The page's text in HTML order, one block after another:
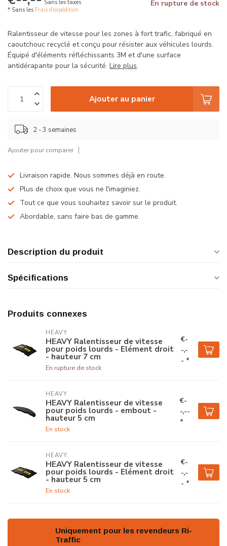
Sans les taxes
* Sans les Frais d'expédition
En rupture de stock
Ralentisseur de vitesse pour les zones à fort trafic, fabriqué en
caoutchouc recyclé et conçu pour résister aux véhicules lourds.
Équipé d'éléments réfléchissants 3M et d'une surface
antidérapante pour la sécurité. Lire plus.
Ajouter au panier
2 - 3 semaines
Ajouter pour comparer
Livraison rapide. Nous sommes déjà en route.
Plus de choix que vous ne l'imaginiez.
Tout ce que vous souhaitez savoir sur le produit.
Abordable, sans faire bas de gamme.
Description du produit
Spécifications
Produits connexes
HEAVY
HEAVY Ralentisseur de vitesse
pour poids lourds - Elément droit
- hauteur 7 cm
En rupture de stock
€-
-,-
- *
HEAVY
HEAVY Ralentisseur de vitesse
pour poids lourds - embout -
hauteur 5 cm
En stock
€-
-,--
*
HEAVY
HEAVY Ralentisseur de vitesse
pour poids lourds - Elément droit
- hauteur 5 cm
En stock
€-
-,-
- *
Uniquement pour les revendeurs Ri-
Traffic